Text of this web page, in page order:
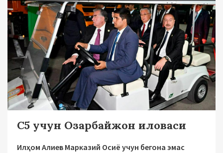
С5 учун Озарбайжон иловаси
Илҳом Алиев Марказий Осиё учун бегона эмас